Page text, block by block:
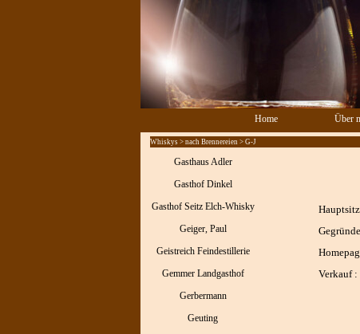
Home Über
Whiskys > nach Brennereien > G-J
Verkauf :
Gasthaus Adler
Gasthof Dinkel
Gasthof Seitz Elch-Whisky
Geiger, Paul
Geistreich Feindestillerie
Gemmer Landgasthof
Gerbermann
Geuting